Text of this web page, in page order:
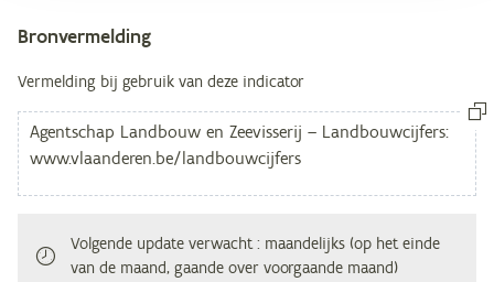
Bronvermelding
Vermelding bij gebruik van deze indicator
Volgende update verwacht: maandelijks (op het einde
van de maand, gaande over voorgaande maand)